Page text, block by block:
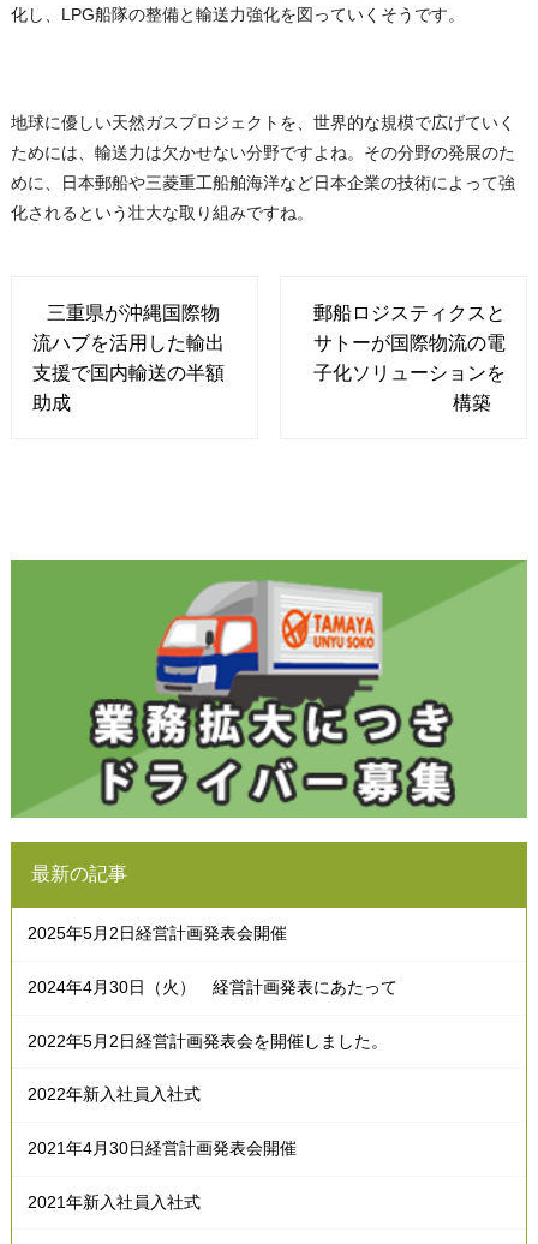
化し、LPG船隊の整備と輸送力強化を図っていくそうです。
地球に優しい天然ガスプロジェクトを、世界的な規模で広げていく
ためには、輸送力は欠かせない分野ですよね。その分野の発展のた
めに、日本郵船や三菱重工船舶海洋など日本企業の技術によって強
化されるという壮大な取り組みですね。
三重県が沖縄国際物
流ハブを活用した輸出
支援で国内輸送の半額
助成
郵船ロジスティクスと
サトーが国際物流の電
子化ソリューションを
構築
最新の記事
2025年5月2日経営計画発表会開催
2024年4月30日（火） 経営計画発表にあたって
2022年5月2日経営計画発表会を開催しました。
2022年新入社員入社式
2021年4月30日経営計画発表会開催
2021年新入社員入社式